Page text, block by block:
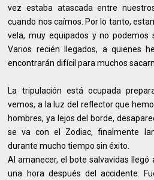
vez estaba atascada entre
cuando nos caímos. Por lo tanto,
vela, muy equipados y no podemos
Varios recién llegados, a quienes
encontrarán difícil para muchos
La tripulación está ocupada
vemos, a la luz del reflector que
hombres, ya lejos del borde,
se va con el Zodiac, finalmente
durante mucho tiempo sin éxito.
Al amanecer, el bote salvavidas
una hora después del accidente.